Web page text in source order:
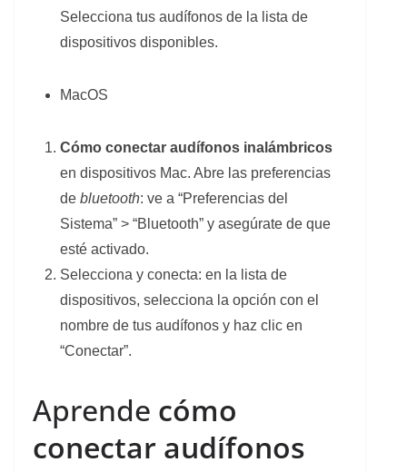
Selecciona tus audífonos de la lista de
dispositivos disponibles.
MacOS
Cómo conectar audífonos inalámbricos
en dispositivos Mac. Abre las preferencias
de bluetooth: ve a “Preferencias del
Sistema” > “Bluetooth” y asegúrate de que
esté activado.
Selecciona y conecta: en la lista de
dispositivos, selecciona la opción con el
nombre de tus audífonos y haz clic en
“Conectar”.
Aprende cómo
conectar audífonos